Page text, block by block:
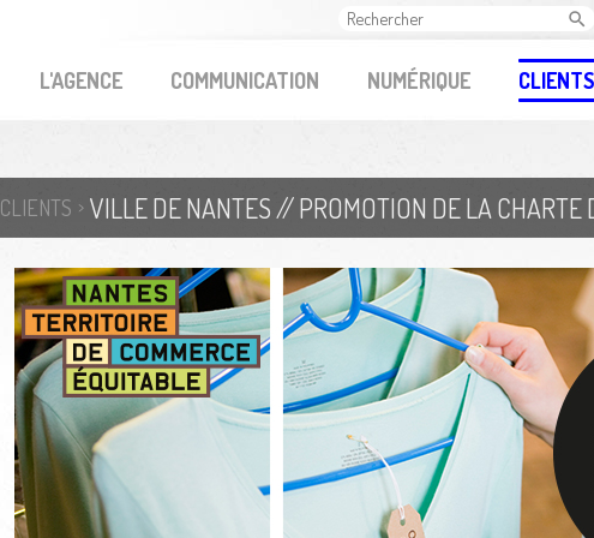
L'AGENCE COMMUNICATION NUMÉRIQUE CLIENTS
CLIENTS VILLE DE NANTES // PROMOTION DE LA CHARTE